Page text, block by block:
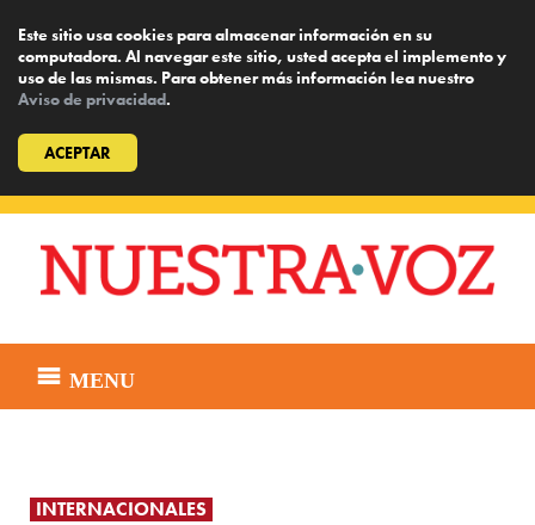
Este sitio usa cookies para almacenar información en su
computadora. Al navegar este sitio, usted acepta el implemento y
uso de las mismas. Para obtener más información lea nuestro
Aviso de privacidad.
ACEPTAR
content
MENU
INTERNACIONALES